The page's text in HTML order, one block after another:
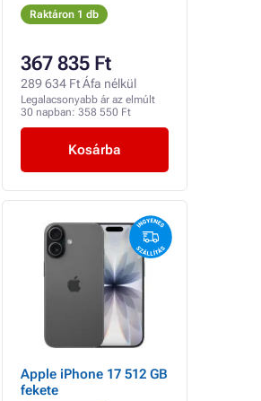
Raktáron 1 db
367 835 Ft
289 634 Ft Áfa nélkül
Legalacsonyabb ár az elmúlt
30 napban: 358 550 Ft
Kosárba
Apple iPhone 17 512 GB
fekete